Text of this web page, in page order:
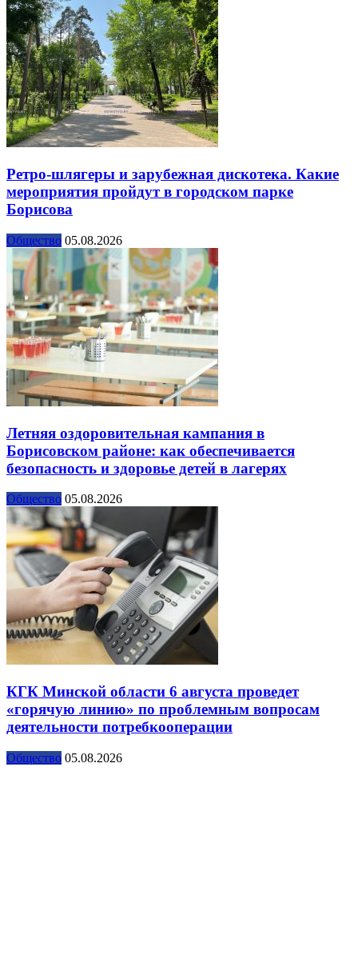
Ретро-шлягеры и зарубежная дискотека. Какие
мероприятия пройдут в городском парке
Борисова
Общество 05.08.2026
Летняя оздоровительная кампания в
Борисовском районе: как обеспечивается
безопасность и здоровье детей в лагерях
Общество 05.08.2026
КГК Минской области 6 августа проведет
«горячую линию» по проблемным вопросам
деятельности потребкооперации
Общество 05.08.2026